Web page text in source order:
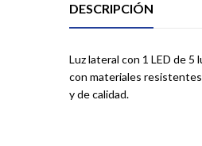
DESCRIPCIÓN
Luz lateral con 1 LED de 5
con materiales
y de calidad.